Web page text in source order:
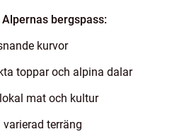
bergspass:
kurvor
toppar och alpina dalar
mat och kultur
terräng